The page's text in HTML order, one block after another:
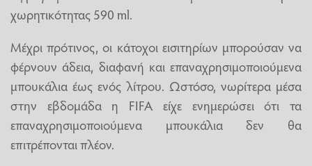
χωρητικότητας 590 ml.
Μέχρι πρότινος, οι κάτοχοι εισιτηρίων μπορούσαν να
φέρνουν άδεια, διαφανή και επαναχρησιμοποιούμενα
μπουκάλια έως ενός λίτρου. Ωστόσο, νωρίτερα μέσα
στην εβδομάδα η FIFA είχε ενημερώσει ότι τα
επαναχρησιμοποιούμενα μπουκάλια δεν θα
επιτρέπονται πλέον.